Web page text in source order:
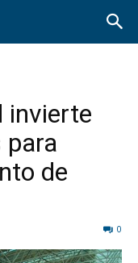
invierte
para
de
0